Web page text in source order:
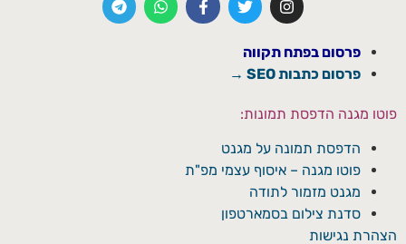
פרסום בפתח תקווה
פרסום כתבות SEO →
פוטו מגנה הדפסת תמונות:
הדפסת תמונה על מגנט
פוטו מגנה – איסוף עצמי מפ"ת
מגנט מזמור לתודה
סדנת צילום בסמארטפון
הצהרת נגישות